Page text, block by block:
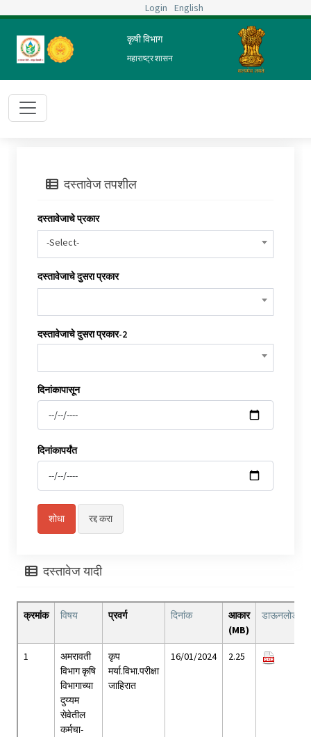
Login English
कृषी विभाग
महाराष्ट्र शासन
दस्तावेज तपशील
दस्तावेजाचे प्रकार
-Select-
दस्तावेजाचे दुसरा प्रकार
दस्तावेजाचे दुसरा प्रकार-2
दिनांकापासून
दिनांकापर्यंत
दस्तावेज यादी
क्रमांक विषय प्रवर्ग दिनांक
आकार
(MB)
डाऊनलोड
1
अमरावती
विभाग कृषि
विभागाच्या
दुय्यम
सेवेतील
कर्मचा-
कृप
मर्या.विभा.परीक्षा
जाहिरात
16/01/2024 2.25